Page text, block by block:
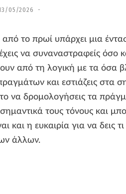
05/2026
το πρωί υπάρχει μια
να συναναστραφείς όσο
από τη λογική με τα όσα
και εστιάζεις στα
να δρομολογήσεις τα
τους τόνους και
και η ευκαιρία για να δεις τι
άλλων.